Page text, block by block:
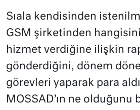
Sıala kendisinden
GSM şirketinden
hizmet verdiğine ilişkin
gönderdiğini, dönem
görevleri yaparak para
MOSSAD’ın ne olduğunu